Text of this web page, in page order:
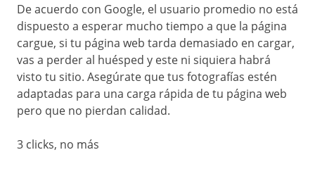
De acuerdo con Google, el usuario promedio no está
dispuesto a esperar mucho tiempo a que la página
cargue, si tu página web tarda demasiado en cargar,
vas a perder al huésped y este ni siquiera habrá
visto tu sitio. Asegúrate que tus fotografías estén
adaptadas para una carga rápida de tu página web
pero que no pierdan calidad.
3 clicks, no más